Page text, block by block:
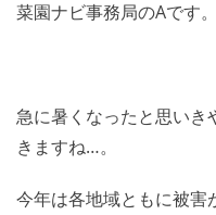
菜園ナビ事務局のAです。
急に暑くなったと思いき
きますね…。
今年は各地域ともに被害